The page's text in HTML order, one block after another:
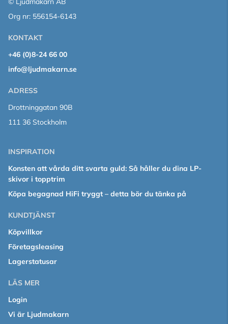
Org nr: 556154-6143
KONTAKT
+46 (0)8-24 66 00
info@ljudmakarn.se
ADRESS
Drottninggatan 90B
111 36 Stockholm
INSPIRATION
Konsten att vårda ditt svarta guld: Så håller du dina LP-
skivor i topptrim
Köpa begagnad HiFi tryggt – detta bör du tänka på
KUNDTJÄNST
Köpvillkor
Företagsleasing
Lagerstatusar
LÄS MER
Login
Vi är Ljudmakarn